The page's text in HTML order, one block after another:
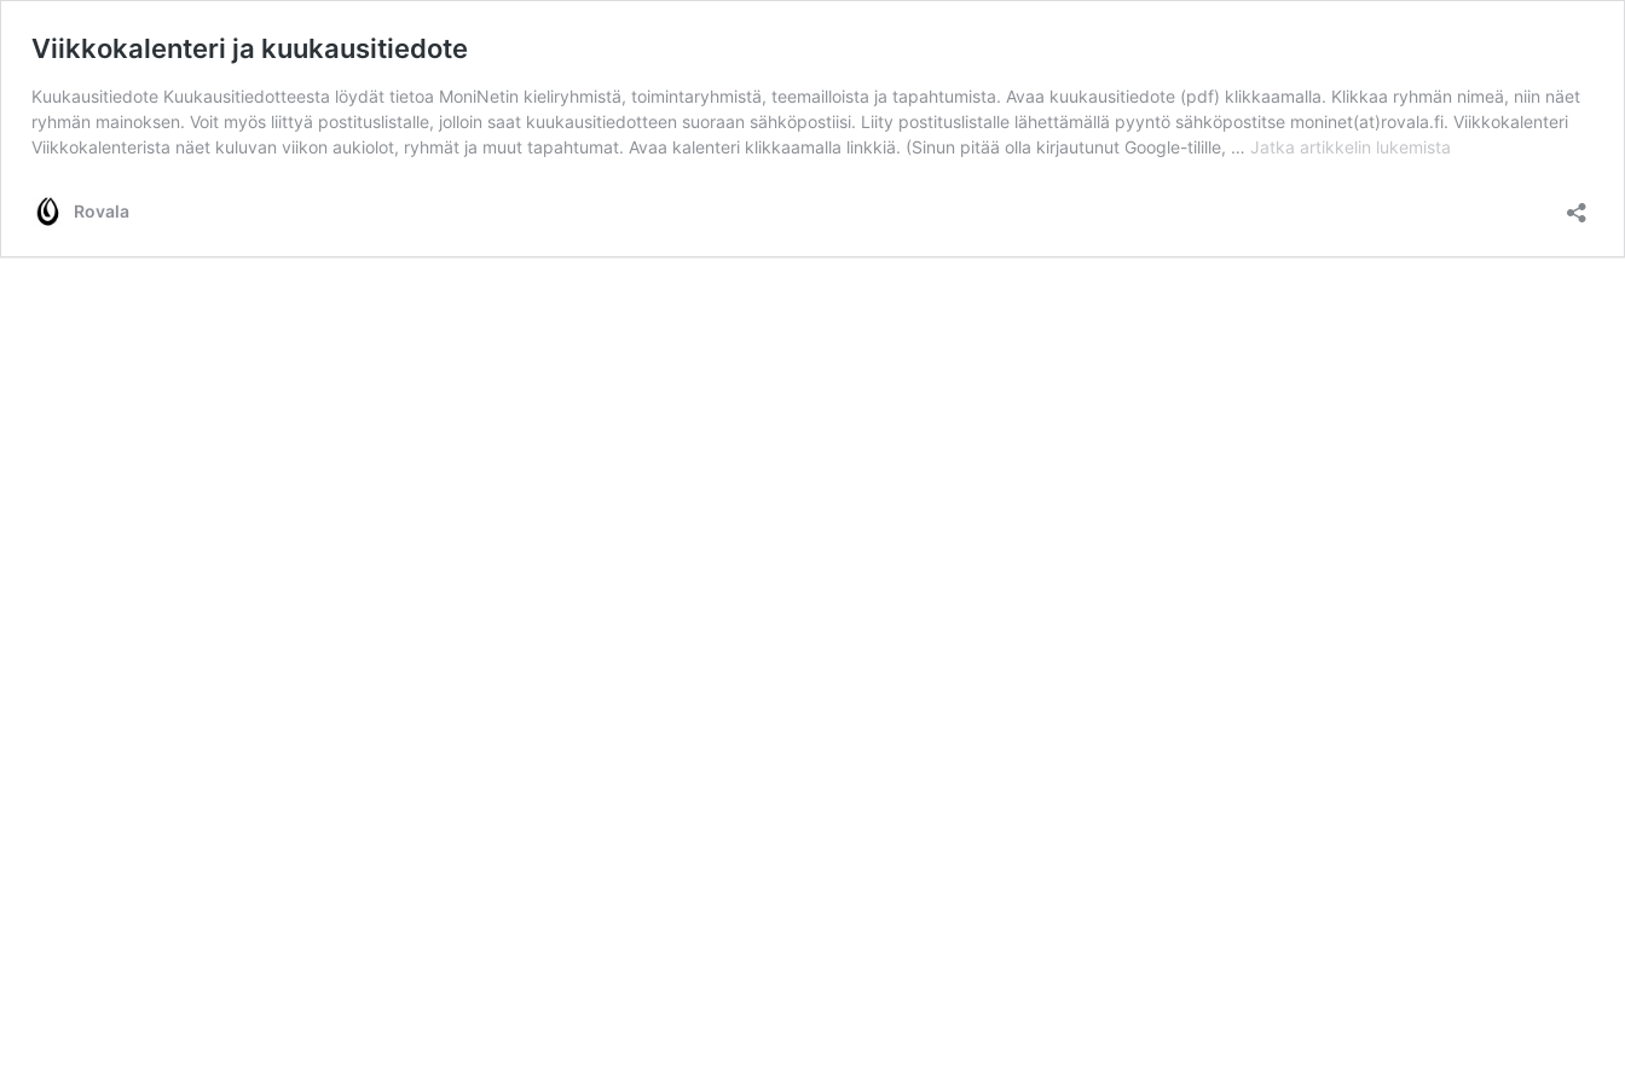
Viikkokalenteri ja kuukausitiedote
Kuukausitiedote Kuukausitiedotteesta löydät tietoa MoniNetin kieliryhmistä, toimintaryhmistä, teemailloista ja tapahtumista. Avaa kuukausitiedote (pdf) klikkaamalla. Klikkaa ryhmän nimeä, niin näet
ryhmän mainoksen. Voit myös liittyä postituslistalle, jolloin saat kuukausitiedotteen suoraan sähköpostiisi. Liity postituslistalle lähettämällä pyyntö sähköpostitse moninet(at)rovala.fi. Viikkokalenteri
Viikkokalenterista näet kuluvan viikon aukiolot, ryhmät ja muut tapahtumat. Avaa kalenteri klikkaamalla linkkiä. (Sinun pitää olla kirjautunut Google-tilille, … Jatka artikkelin Viikkokalenteri
lukemista
Rovala